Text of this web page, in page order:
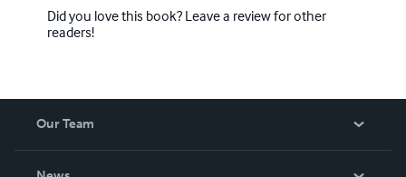
Did you love this book? Leave a review for other
readers!
Our Team